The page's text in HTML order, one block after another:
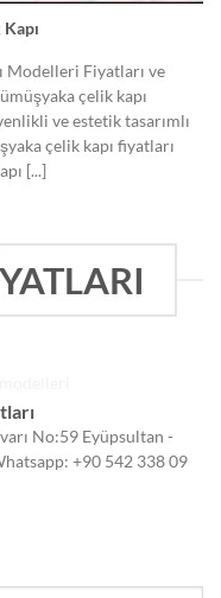
Modelleri Fiyatları ve
çelik kapı
ve estetik tasarımlı
çelik kapı fiyatları
[...]
No:59 Eyüpsultan -
+90 542 338 09